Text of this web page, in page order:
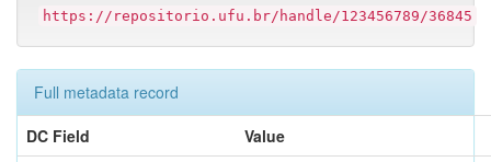
https://repositorio.ufu.br/handle/123456789/36845
Full metadata record
DC Field
Value